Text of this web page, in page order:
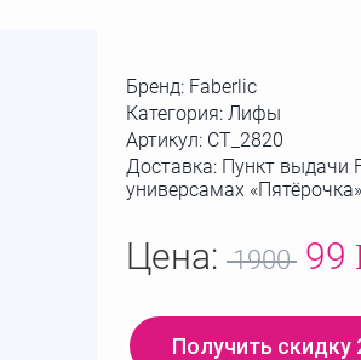
Бренд: Faberlic
Категория: Лифы
Артикул: СТ_2820
Доставка: Пункт выдачи
универсамах
Цена: 1900 99
Получить скидку